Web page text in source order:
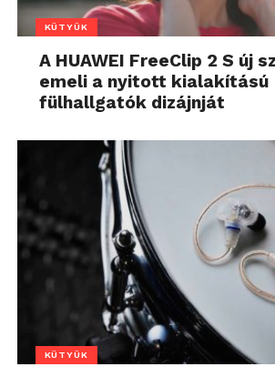
KÜTYÜK
A HUAWEI FreeClip 2 S új
emeli a nyitott kialakítású
fülhallgatók dizájnját
KÜTYÜK